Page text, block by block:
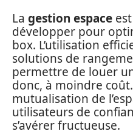
La gestion espace
développer pour
box. L’utilisation
solutions de
permettre de louer
donc, à moindre coût.
mutualisation de
utilisateurs de
s’avérer fructueuse.